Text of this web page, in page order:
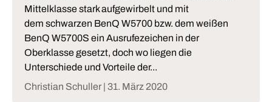
Mittelklasse stark aufgewirbelt und mit
dem schwarzen BenQ W5700 bzw. dem weißen
BenQ W5700S ein Ausrufezeichen in der
Oberklasse gesetzt, doch wo liegen die
Unterschiede und Vorteile der...
Christian Schuller | 31. März 2020